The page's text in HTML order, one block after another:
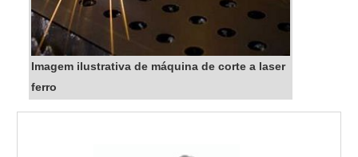
Imagem ilustrativa de máquina de corte a laser
ferro